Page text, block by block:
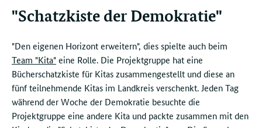
"Schatzkiste der Demokratie"
"Den eigenen Horizont erweitern", dies spielte auch beim
Team "Kita"eine Rolle. Die Projektgruppe hat eine
Bücherschatzkiste für Kitas zusammengestellt und diese an
fünf teilnehmende Kitas im Landkreis verschenkt. Jeden Tag
während der Woche der Demokratie besuchte die
Projektgruppe eine andere Kita und packte zusammen mit den